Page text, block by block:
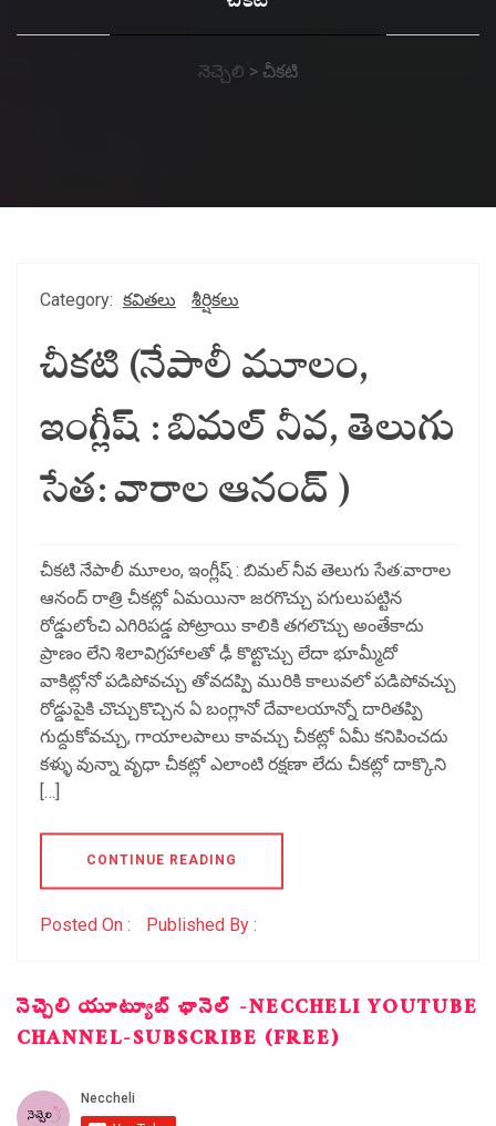
నెచ్చెలి > చీకటి
Category: కవితలు శీర్షికలు
చీకటి (నేపాలీ మూలం,
ఇంగ్లీష్ : బిమల్ నీవ, తెలుగు
సేత: వారాల ఆనంద్ )
చీకటి నేపాలీ మూలం, ఇంగ్లీష్ : బిమల్ నీవ తెలుగు సేత:వారాల
ఆనంద్ రాత్రి చీకట్లో ఏమయినా జరగొచ్చు పగులుపట్టిన
రోడ్డులోంచి ఎగిరిపడ్డ పోట్రాయి కాలికి తగలొచ్చు అంతేకాదు
ప్రాణం లేని శిలావిగ్రహాలతో ఢీ కొట్టొచ్చు లేదా భూమ్మీదో
వాకిట్లోనో పడిపోవచ్చు తోవదప్పి మురికి కాలువలో పడిపోవచ్చు
రోడ్డుపైకి చొచ్చుకొచ్చిన ఏ బంగ్లానో దేవాలయాన్నో దారితప్పి
గుద్దుకోవచ్చు, గాయాలపాలు కావచ్చు చీకట్లో ఏమీ కనిపించదు
కళ్ళు వున్నా వృధా చీకట్లో ఎలాంటి రక్షణా లేదు చీకట్లో దాక్కొని
[…]
CONTINUE READING
Posted On : Published By :
నెచ్చెలి యూట్యూబ్ ఛానెల్ -NECCHELI YOUTUBE
CHANNEL-SUBSCRIBE (FREE)